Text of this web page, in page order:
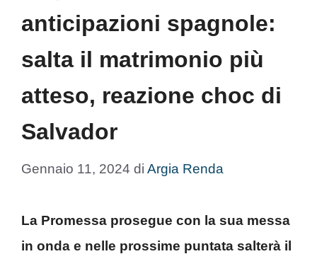
anticipazioni spagnole:
salta il matrimonio più
atteso, reazione choc di
Salvador
Gennaio 11, 2024 di Argia Renda
La Promessa prosegue con la sua messa
in onda e nelle prossime puntata salterà il